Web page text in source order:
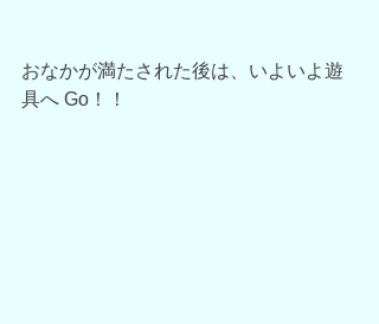
おなかが満たされた後は、いよいよ遊
具へ Go！！